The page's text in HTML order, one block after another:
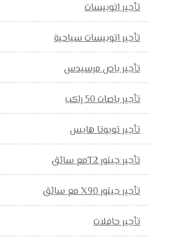
تأجير اتوبيسات
تأجير اتوبيسات سياحية
تأجير باص مرسيدس
تأجير باصات 50 راكب
تأجير تويوتا هايس
تأجير جيتور T2مع سائق
تأجير جيتور X90 مع سائق
تأجير حافلات